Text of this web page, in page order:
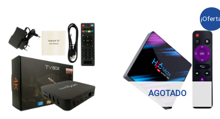
AGOTADO
original
era:
$80,00.
es:
$70,00.